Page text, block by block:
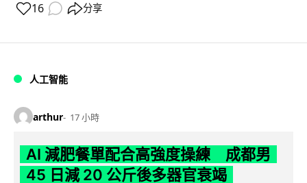
16 分享
人工智能
arthur 17 小時
AI 減肥餐單配合高強度操練 成都男
45 日減 20 公斤後多器官衰竭